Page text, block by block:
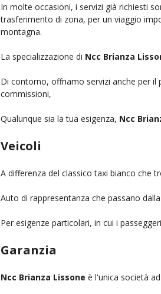
In molte occasioni, i servizi già richiesti
trasferimento di zona, per un viaggio
montagna.
La specializzazione di Ncc Brianza
Di contorno, offriamo servizi anche per il
commissioni,
Qualunque sia la tua esigenza, Ncc
Veicoli
A differenza del classico taxi bianco che
Auto di rappresentanza che passano
Per esigenze particolari, in cui i
Garanzia
Ncc Brianza Lissone è l'unica società